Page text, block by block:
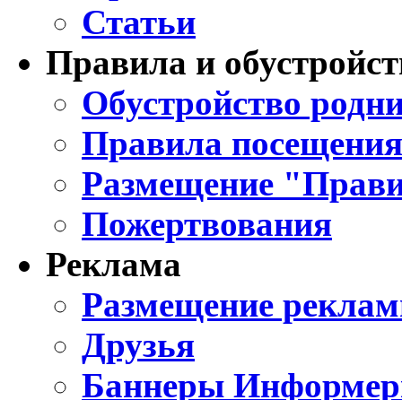
Статьи
Правила и
Обустройство
Правила
Размещение
Пожертвования
Реклама
Размещение
Друзья
Баннеры